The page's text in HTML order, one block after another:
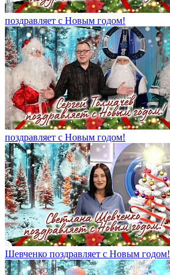
поздравляет с Новым годом!
поздравляет с Новым годом!
Шевченко поздравляет с Новым годом!